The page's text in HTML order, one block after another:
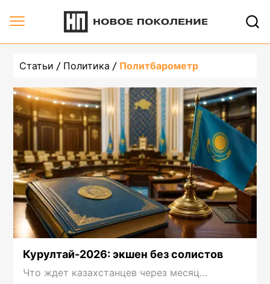
Статьи Политика Политбарометр
Курултай-2026: экшен без солистов
Что ждет казахстанцев через месяц…